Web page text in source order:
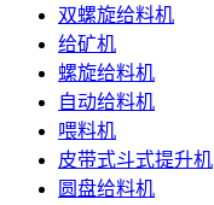
双螺旋给料机
给矿机
螺旋给料机
自动给料机
喂料机
皮带式斗式提升机
圆盘给料机